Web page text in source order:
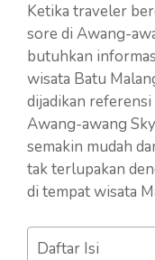
Ketika traveler
sore di Awang-
butuhkan
wisata Batu
dijadikan
Awang-awang
semakin mudah
tak terlupakan
di tempat wisata
Daftar Isi